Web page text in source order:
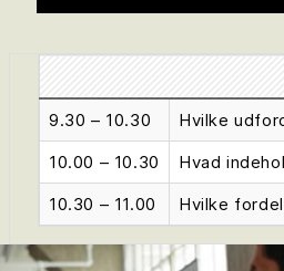
9.30 – 10.30
Hvilke
10.00 – 10.30
Hvad
10.30 – 11.00
Hvilke